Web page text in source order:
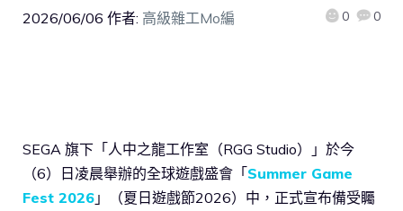
2026/06/06 作者: 高級雜工Mo編 0 0
SEGA 旗下「人中之龍工作室（RGG Studio）」於今
（6）日凌晨舉辦的全球遊戲盛會「Summer Game
Fest 2026 」（夏日遊戲節2026）中，正式宣布備受矚